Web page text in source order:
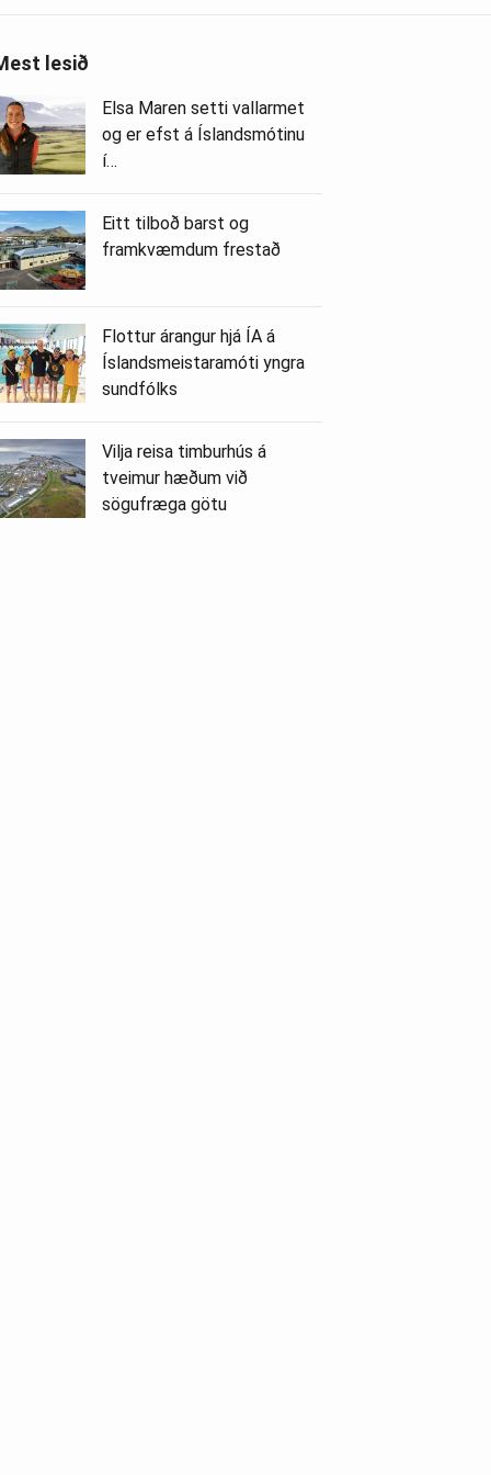
lesið
Elsa Maren setti vallarmet
og er efst á Íslandsmótinu
í…
Eitt tilboð barst og
framkvæmdum frestað
Flottur árangur hjá ÍA á
Íslandsmeistaramóti yngra
sundfólks
Vilja reisa timburhús á
tveimur hæðum við
sögufræga götu